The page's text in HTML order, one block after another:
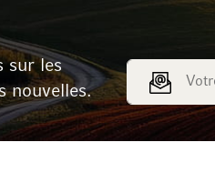
sur les
nouvelles.
Adresse e-mail